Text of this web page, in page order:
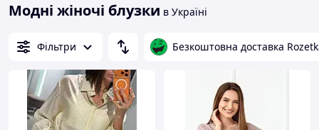
Модні жіночі блузки в Україні
Фільтри Безкоштовна доставка